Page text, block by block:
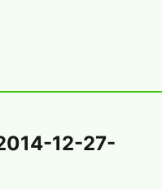
12-27-